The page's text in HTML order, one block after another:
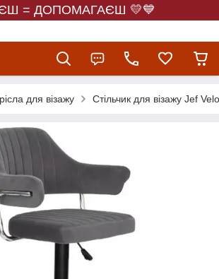
= ДОПОМАГАЄШ 💛💙
для візажу Стільчик для візажу Jef